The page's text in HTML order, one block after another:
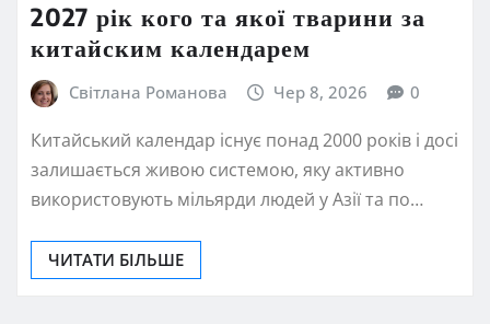
2027 рік кого та якої тварини за
китайским календарем
Світлана Романова Чер 8, 2026 0
Китайський календар існує понад 2000 років і досі
залишається живою системою, яку активно
використовують мільярди людей у Азії та по…
ЧИТАТИ БІЛЬШЕ